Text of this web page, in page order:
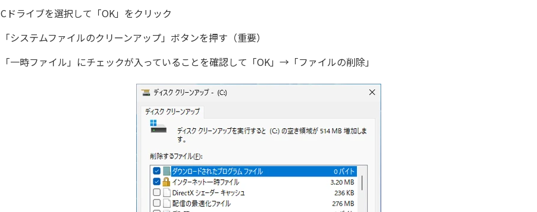
Cドライブを選択して「OK」をクリック
「システムファイルのクリーンアップ」ボタンを押す（重要）
「一時ファイル」にチェックが入っていることを確認して「OK」→「ファイルの削除」